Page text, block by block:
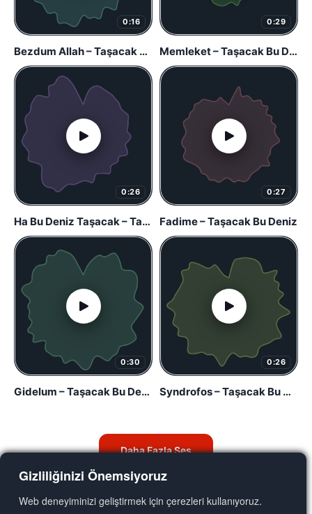
Gizliliğinizi Önemsiyoruz
Web deneyiminizi geliştirmek için çerezleri kullanıyoruz.
0:16
Bezdum Allah – Taşacak Bu Deniz
0:29
Memleket – Taşacak Bu Deniz
0:26
Ha Bu Deniz Taşacak – Taşacak Bu Deniz
0:27
Fadime – Taşacak Bu Deniz
0:30
Gidelum – Taşacak Bu Deniz
0:26
Syndrofos – Taşacak Bu Deniz
Daha Fazla Ses